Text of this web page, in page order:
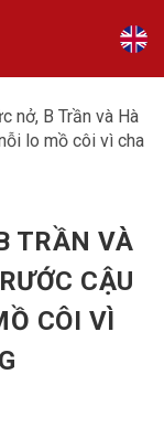
nở, B Trần và Hà
lo mồ côi vì cha
TRẦN VÀ
CẬU
CÔI VÌ